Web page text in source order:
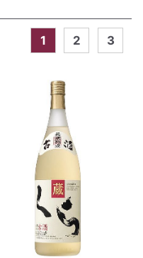
1 2 3